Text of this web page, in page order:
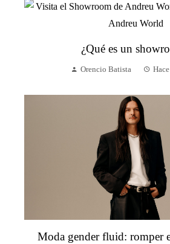
¿Qué es un
Orencio Batista
Moda gender fluid: romper